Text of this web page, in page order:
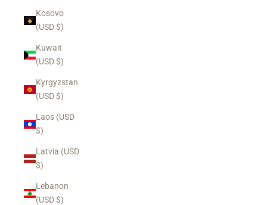
Kosovo
(USD $)
Kuwait
(USD $)
Kyrgyzstan
(USD $)
Laos (USD
$)
Latvia (USD
$)
Lebanon
(USD $)